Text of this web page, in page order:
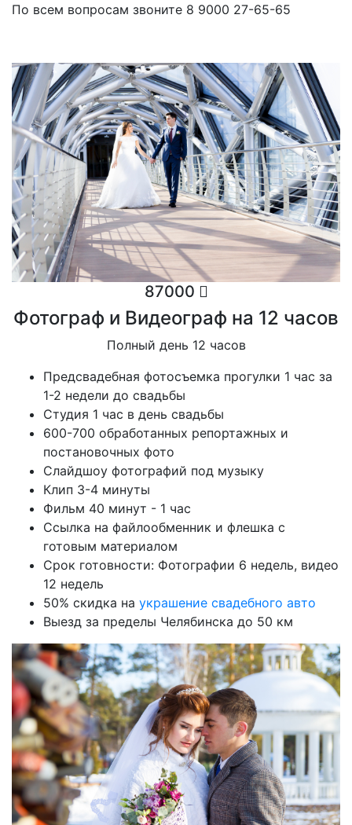
По всем вопросам звоните 8 9000 27-65-65
87000
Фотограф и Видеограф на 12 часов
Полный день 12 часов
Предсвадебная фотосъемка прогулки 1 час за
1-2 недели до свадьбы
Студия 1 час в день свадьбы
600-700 обработанных репортажных и
постановочных фото
Слайдшоу фотографий под музыку
Клип 3-4 минуты
Фильм 40 минут - 1 час
Ссылка на файлообменник и флешка с
готовым материалом
Срок готовности: Фотографии 6 недель, видео
12 недель
50% скидка на украшение свадебного авто
Выезд за пределы Челябинска до 50 км